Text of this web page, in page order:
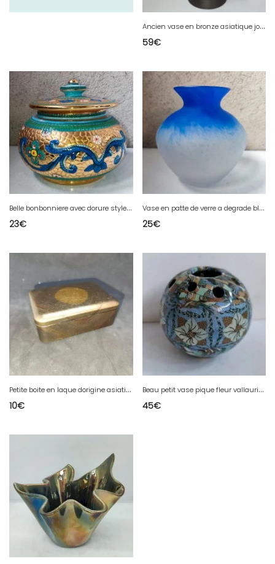
A
ncien vase en bronze asiatique joliment decoré en bon etat
59€
B
elle bonbonniere avec dorure style bizantin en bon etat
23€
V
ase en patte de verre a degrade bleu style murano en bon etat
25€
P
etite boite en laque dorigine asiatique en bon etat
10€
B
eau petit vase pique fleur vallauris signé Gerbino en bon etat
45€